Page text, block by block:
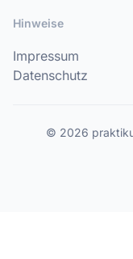
Hinweise
Impressum
Datenschutz
© 2026